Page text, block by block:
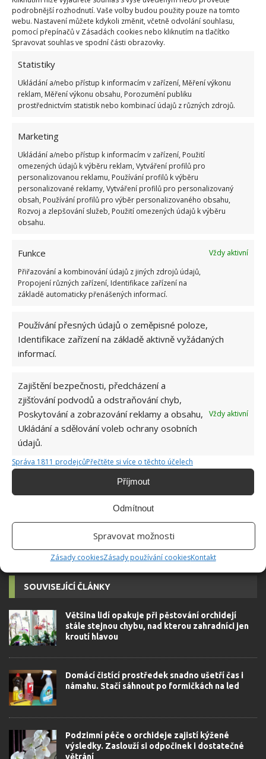
podrobnější rozhodnutí. Vaše volby budou použity pouze na tomto
webu. Nastavení můžete kdykoli změnit, včetně odvolání souhlasu,
pomocí přepínačů v Zásadách cookies nebo kliknutím na tlačítko
Spravovat souhlas ve spodní části obrazovky.
Statistiky
Ukládání a/nebo přístup k informacím v zařízení, Měření výkonu
reklam, Měření výkonu obsahu, Porozumění publiku
prostřednictvím statistik nebo kombinací údajů z různých zdrojů.
Marketing
Ukládání a/nebo přístup k informacím v zařízení, Použití
omezených údajů k výběru reklam, Vytváření profilů pro
personalizovanou reklamu, Používání profilů k výběru
personalizované reklamy, Vytváření profilů pro personalizovaný
obsah, Používání profilů pro výběr personalizovaného obsahu,
Rozvoj a zlepšování služeb, Použití omezených údajů k výběru
obsahu.
Funkce
Vždy aktivní
Přiřazování a kombinování údajů z jiných zdrojů údajů,
Propojení různých zařízení, Identifikace zařízení na
základě automaticky přenášených informací.
Používání přesných údajů o zeměpisné poloze,
Identifikace zařízení na základě aktivně vyžádaných
informací.
Zajištění bezpečnosti, předcházení a
zjišťování podvodů a odstraňování chyb,
Poskytování a zobrazování reklamy a obsahu,
Ukládání a sdělování voleb ochrany osobních
údajů.
Vždy aktivní
Správa 1811 prodejcůPřečtěte si více o těchto účelech
Příjmout
Odmítnout
Spravovat možnosti
Zásady cookiesZásady používání cookiesKontakt
Na jedno zalití vám postačí 2–3 kostky ledu z rýžové
vody. Taková voda je obohacena o hořčík, křemík,
rostliny. Toto hnojivo můžete využít pro jakoukoliv
tropickou rostlinu. Pokud se vám nedaří rostlinu
správně zalévat, určitě vyzkoušejte tuto vychytávku.
LED ORCHIDEJ ROSTLINA
Jiří Kolář
univerzity, který je již od malička
velkým kutilem. V podstatě vše, co je
možné najít v j...
SOUVISEJÍCÍ ČLÁNKY
Většina lidí opakuje při pěstování orchidejí
stále stejnou chybu, nad kterou zahradníci jen
kroutí hlavou
Domácí čistící prostředek snadno ušetří čas i
námahu. Stačí sáhnout po formičkách na led
Podzimní péče o orchideje zajistí kýžené
výsledky. Zaslouží si odpočinek i dostatečné
větrání